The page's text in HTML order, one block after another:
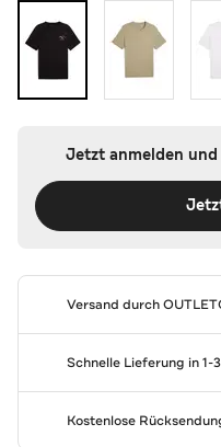
Jetzt anmelden und
Versand durch
Schnelle Lieferung in 1-
Kostenlose